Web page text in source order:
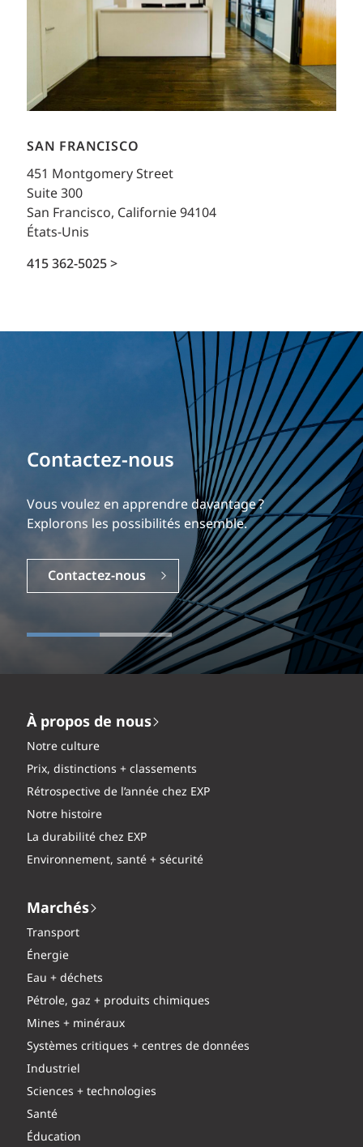
SAN FRANCISCO
451 Montgomery Street
Suite 300
San Francisco, Californie 94104
États-Unis
415 362-5025 >
Contactez-nous
Vous voulez en apprendre davantage ?
Explorons les possibilités ensemble.
Contactez-nous
Bâtissez votre carrière
Notre expérience est ce qui nous différencie.
Explorez une carrière dynamique et gratifiante
chez EXP.
Carrières
À propos de nous
Notre culture
Prix, distinctions + classements
Rétrospective de l’année chez EXP
Notre histoire
La durabilité chez EXP
Environnement, santé + sécurité
Marchés
Transport
Énergie
Eau + déchets
Pétrole, gaz + produits chimiques
Mines + minéraux
Systèmes critiques + centres de données
Industriel
Sciences + technologies
Santé
Éducation